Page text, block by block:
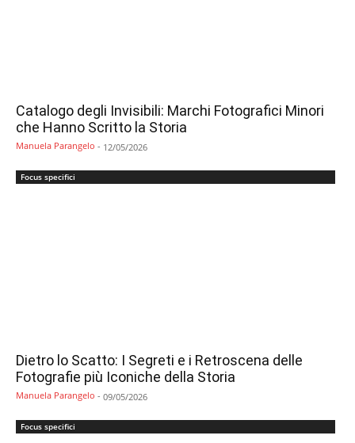
Catalogo degli Invisibili: Marchi Fotografici Minori
che Hanno Scritto la Storia
Manuela Parangelo - 12/05/2026
Focus specifici
Dietro lo Scatto: I Segreti e i Retroscena delle
Fotografie più Iconiche della Storia
Manuela Parangelo - 09/05/2026
Focus specifici